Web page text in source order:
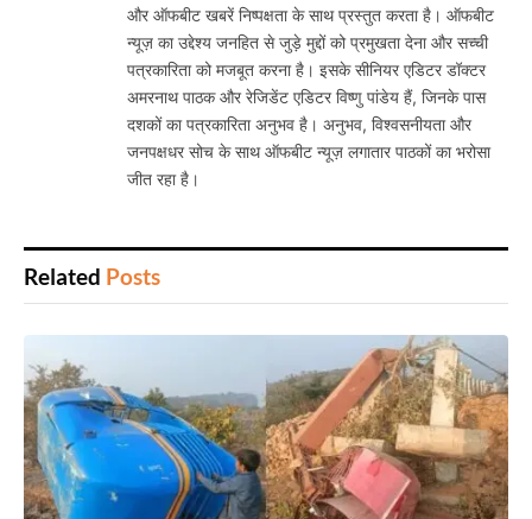
और ऑफबीट खबरें निष्पक्षता के साथ प्रस्तुत करता है। ऑफबीट
न्यूज़ का उद्देश्य जनहित से जुड़े मुद्दों को प्रमुखता देना और सच्ची
पत्रकारिता को मजबूत करना है। इसके सीनियर एडिटर डॉक्टर
अमरनाथ पाठक और रेजिडेंट एडिटर विष्णु पांडेय हैं, जिनके पास
दशकों का पत्रकारिता अनुभव है। अनुभव, विश्वसनीयता और
जनपक्षधर सोच के साथ ऑफबीट न्यूज़ लगातार पाठकों का भरोसा
जीत रहा है।
Related Posts